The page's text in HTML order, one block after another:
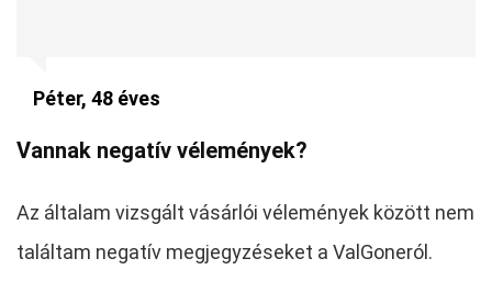
Péter, 48 éves
Vannak negatív vélemények?
Az általam vizsgált vásárlói vélemények között nem
találtam negatív megjegyzéseket a ValGoneról.